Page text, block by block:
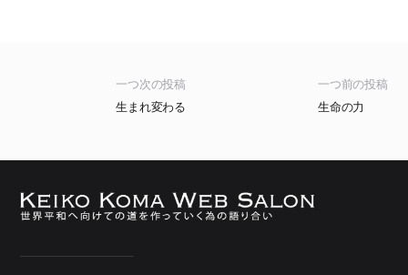
一つ前の投稿
生命の力
一つ次の投稿
生まれ変わる